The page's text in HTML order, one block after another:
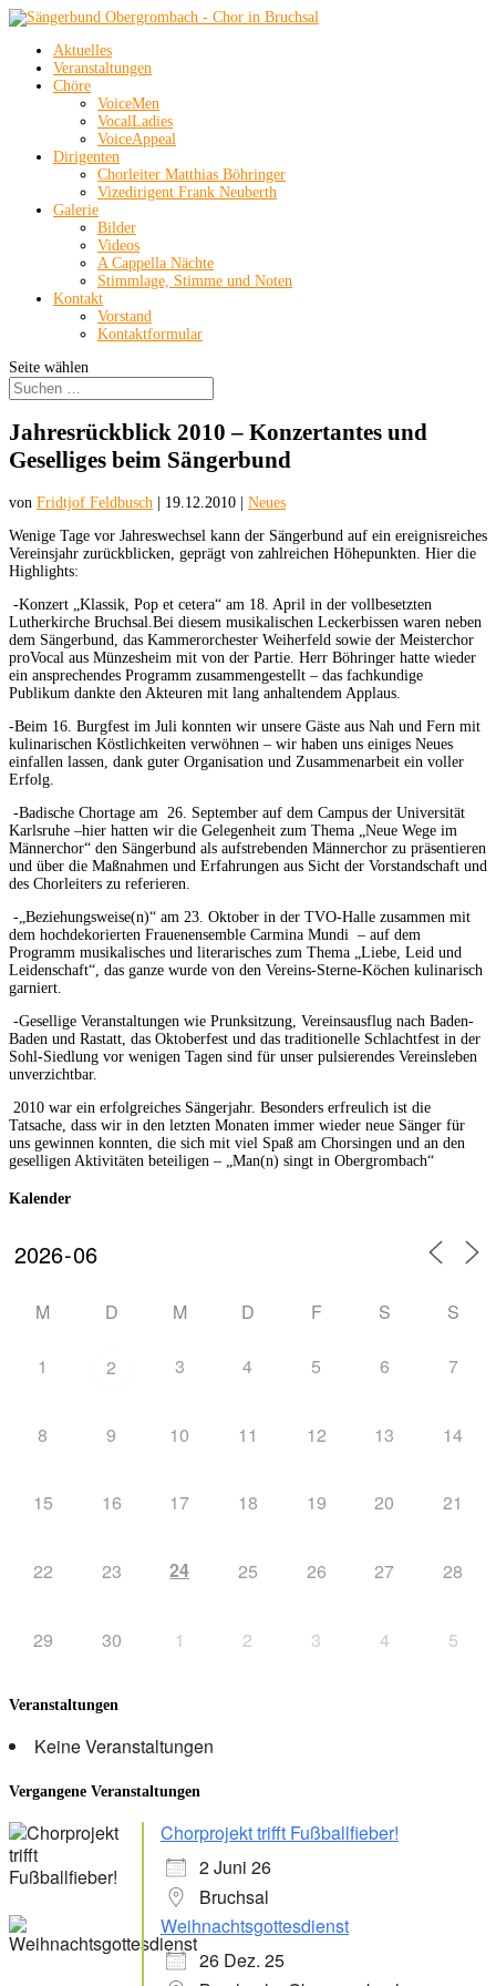
Aktuelles
Veranstaltungen
Chöre
VoiceMen
VocalLadies
VoiceAppeal
Dirigenten
Chorleiter Matthias Böhringer
Vizedirigent Frank Neuberth
Galerie
Bilder
Videos
A Cappella Nächte
Stimmlage, Stimme und Noten
Kontakt
Vorstand
Kontaktformular
Seite wählen
Jahresrückblick 2010 – Konzertantes und
Geselliges beim Sängerbund
von Fridtjof Feldbusch 19.12.2010
Neues
Wenige Tage vor Jahreswechsel kann der Sängerbund auf ein ereignisreiches
Vereinsjahr zurückblicken, geprägt von zahlreichen Höhepunkten. Hier die
Highlights:
-Konzert „Klassik, Pop et cetera“ am 18. April in der vollbesetzten
Lutherkirche Bruchsal.Bei diesem musikalischen Leckerbissen waren neben
dem Sängerbund, das Kammerorchester Weiherfeld sowie der Meisterchor
proVocal aus Münzesheim mit von der Partie. Herr Böhringer hatte wieder
ein ansprechendes Programm zusammengestellt – das fachkundige
Publikum dankte den Akteuren mit lang anhaltendem Applaus.
-Beim 16. Burgfest im Juli konnten wir unsere Gäste aus Nah und Fern mit
kulinarischen Köstlichkeiten verwöhnen – wir haben uns einiges Neues
einfallen lassen, dank guter Organisation und Zusammenarbeit ein voller
Erfolg.
-Badische Chortage am 26. September auf dem Campus der Universität
Karlsruhe –hier hatten wir die Gelegenheit zum Thema „Neue Wege im
Männerchor“ den Sängerbund als aufstrebenden Männerchor zu präsentieren
und über die Maßnahmen und Erfahrungen aus Sicht der Vorstandschaft und
des Chorleiters zu referieren.
-„Beziehungsweise(n)“ am 23. Oktober in der TVO-Halle zusammen mit
dem hochdekorierten Frauenensemble Carmina Mundi – auf dem
Programm musikalisches und literarisches zum Thema „Liebe, Leid und
Leidenschaft“, das ganze wurde von den Vereins-Sterne-Köchen kulinarisch
garniert.
-Gesellige Veranstaltungen wie Prunksitzung, Vereinsausflug nach Baden-
Baden und Rastatt, das Oktoberfest und das traditionelle Schlachtfest in der
Sohl-Siedlung vor wenigen Tagen sind für unser pulsierendes Vereinsleben
unverzichtbar.
2010 war ein erfolgreiches Sängerjahr. Besonders erfreulich ist die
Tatsache, dass wir in den letzten Monaten immer wieder neue Sänger für
uns gewinnen konnten, die sich mit viel Spaß am Chorsingen und an den
geselligen Aktivitäten beteiligen – „Man(n) singt in Obergrombach“
Kalender
M D M D F S S
1 2 3 4 5 6 7
8 9 10 11 12 13 14
15 16 17 18 19 20 21
22 23 24 25 26 27 28
29 30 1 2 3 4 5
Veranstaltungen
Keine Veranstaltungen
Vergangene Veranstaltungen
Chorprojekt trifft Fußballfieber!
2 Juni 26
Bruchsal
Weihnachtsgottesdienst
26 Dez. 25